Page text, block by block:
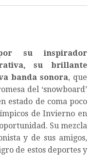
su inspirador
su brillante
banda sonora, que
del ‘snowboard’
estado de coma poco
de Invierno en
Su mezcla
y de sus amigos,
de estos deportes y